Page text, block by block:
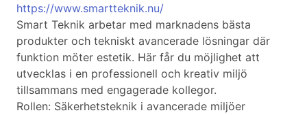
https://www.smartteknik.nu/
Smart Teknik arbetar med marknadens bästa
produkter och tekniskt avancerade lösningar där
funktion möter estetik. Här får du möjlighet att
utvecklas i en professionell och kreativ miljö
tillsammans med engagerade kollegor.
Rollen: Säkerhetsteknik i avancerade miljöer